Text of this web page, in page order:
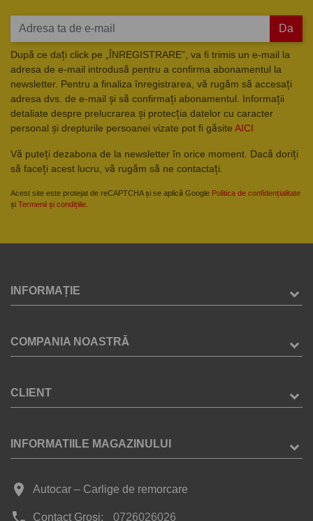
Da
După ce dați click pe „ÎNREGISTRARE”, va fi trimis un e-mail la
adresa de e-mail introdusă pentru a confirma abonamentul la
newsletter. Pentru a finaliza înregistrarea, vă rugăm să accesați
adresa dvs. de e-mail și să confirmați abonamentul. Informații
detaliate despre prelucrarea și protecția datelor cu caracter
personal și drepturile persoanei vizate pot fi găsite AICI
Vă puteți dezabona de la newsletter în orice moment. Dacă doriți
să faceți acest lucru, vă rugăm să ne contactați.
Acest site este protejat de reCAPTCHA și se aplică Google Politica de confidențialitate
și Termenii și condițiile
INFORMAȚIE
COMPANIA NOASTRĂ
CLIENT
INFORMATIILE MAGAZINULUI
place Autocar – Carlige de remorcare
phone Contact Groși: 0726026026